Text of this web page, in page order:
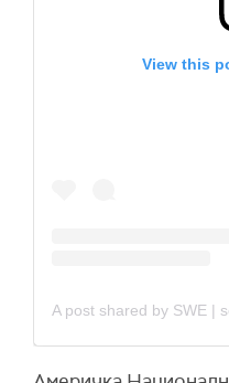
View this